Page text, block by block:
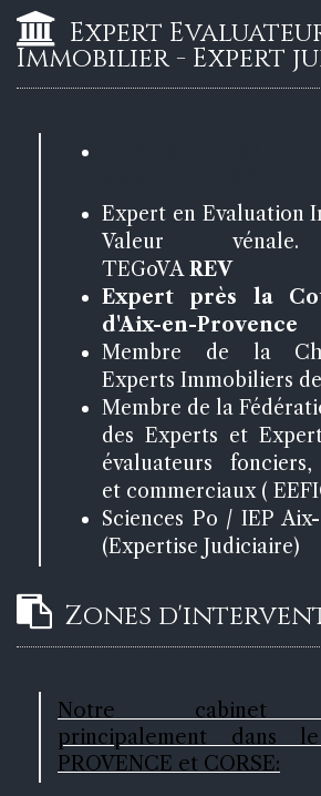
Expert
Immobilier - Expert
Expert en Evaluation
Valeur
TEGoVAREV
Expert près la
d'Aix-en-Provence
Membre de la
Experts Immobiliers
Membre de la
des Experts et
évaluateurs
et commerciaux (
Sciences Po / IEP
(Expertise Judiciaire)
Zones
Notre cabinet
principalement dans le
PROVENCE et CORSE: